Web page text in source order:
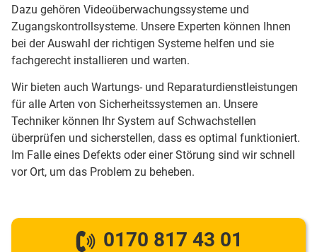
Dazu gehören Videoüberwachungssysteme und
Zugangskontrollsysteme. Unsere Experten können Ihnen
bei der Auswahl der richtigen Systeme helfen und sie
fachgerecht installieren und warten.
Wir bieten auch Wartungs- und Reparaturdienstleistungen
für alle Arten von Sicherheitssystemen an. Unsere
Techniker können Ihr System auf Schwachstellen
überprüfen und sicherstellen, dass es optimal funktioniert.
Im Falle eines Defekts oder einer Störung sind wir schnell
vor Ort, um das Problem zu beheben.
0170 817 43 01